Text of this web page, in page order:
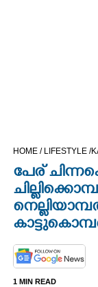
OPINION
LIFESTYLE
HOME / LIFESTYLE /
പേര്
1 MIN READ